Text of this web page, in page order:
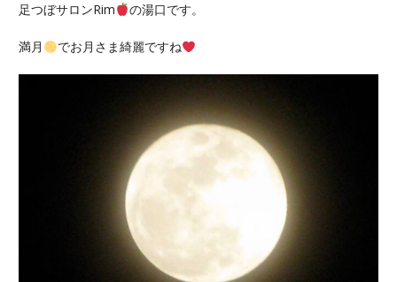
足つぼサロンRim の湯口です。
満月 でお月さま綺麗ですね